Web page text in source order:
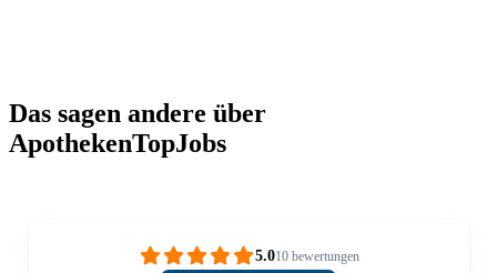
Das sagen andere über
ApothekenTopJobs
5.010 bewertungen